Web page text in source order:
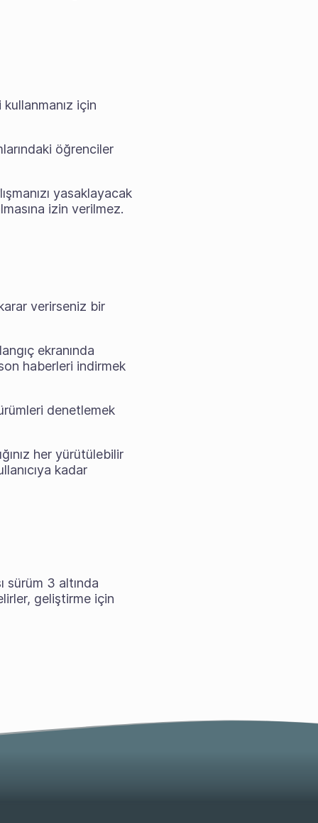
için
öğrenciler
yasaklayacak
izin verilmez.
verirseniz bir
ekranında
haberleri indirmek
denetlemek
her yürütülebilir
kadar
sürüm 3 altında
geliştirme için